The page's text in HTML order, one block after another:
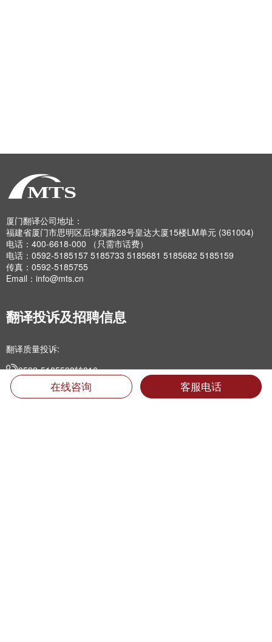
厦门翻译公司地址：
福建省厦门市思明区后埭溪路28号皇达大厦15楼LM单元 (361004)
电话：400-6618-000 （只需市话费）
电话：0592-5185157 5185733 5185681 5185682 5185159
传真：0592-5185755
Email：info@mts.cn
翻译投诉及招聘信息
翻译质量投诉:
0592-5185593转816
专职翻译招聘:在线咨询 客服电话